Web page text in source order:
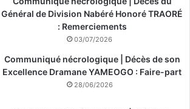
Général de Division Nabéré Honoré TRAORÉ
: Remerciements
03/07/2026
Communiqué nécrologique | Décès de son
Excellence Dramane YAMEOGO : Faire-part
28/06/2026